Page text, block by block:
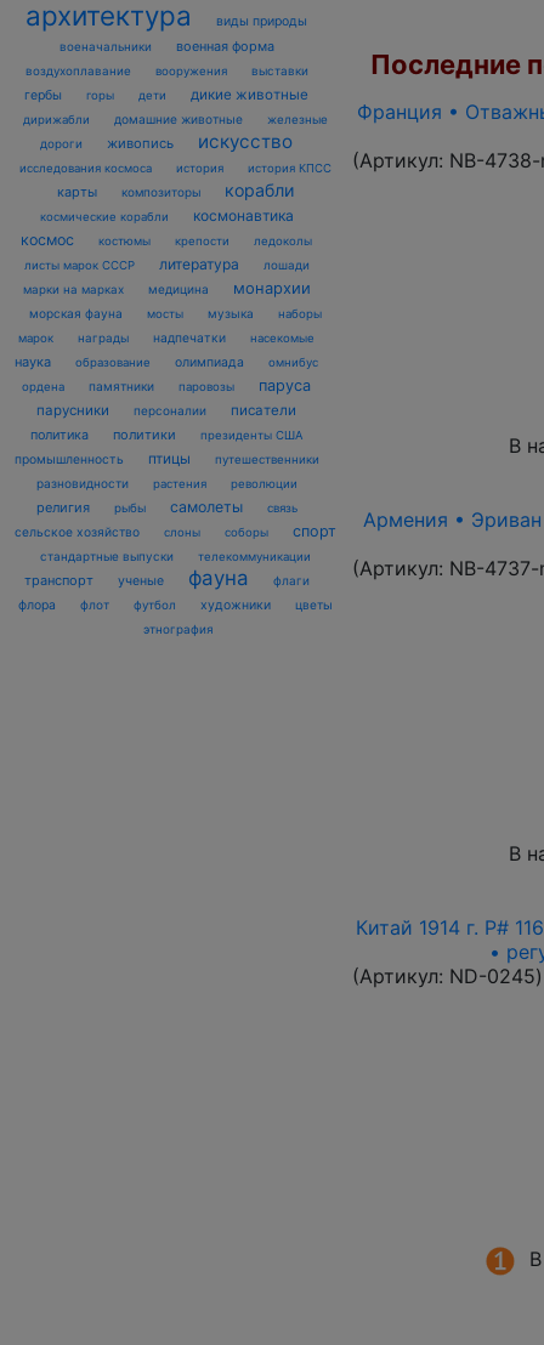
архитектура виды природы
военачальники военная форма
воздухоплавание вооружения выставки
гербы горы дети дикие животные
дирижабли домашние животные
железные
дороги
живопись искусство
исследования космоса история история КПСС
карты композиторы корабли
космические корабли
космонавтика
космос
костюмы крепости
ледоколы
листы марок СССР
литература
лошади
марки на марках
медицина монархии
морская фауна мосты музыка
наборы
марок
награды надпечатки насекомые
наука образование олимпиада
омнибус
ордена
памятники паровозы паруса
парусники персоналии
писатели
политика
политики президенты США
промышленность птицы путешественники
разновидности растения революции
религия рыбы самолеты связь
сельское хозяйство слоны соборы спорт
стандартные выпуски телекоммуникации
транспорт ученые фауна флаги
флора флот футбол художники
цветы
этнография
Последние
Франция •
(Артикул: NB-4738-
В
Армения • Эриван
(Артикул: NB-4737-
В
Китай 1914 г. P#
•
(Артикул: ND-0245)